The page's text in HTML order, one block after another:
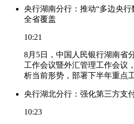
央行湖南分行：推动“多边央
全省覆盖
10:21
8月5日，中国人民银行湖南省
工作会议暨外汇管理工作会议
析当前形势，部署下半年重点工
央行湖北分行：强化第三方支
10:23